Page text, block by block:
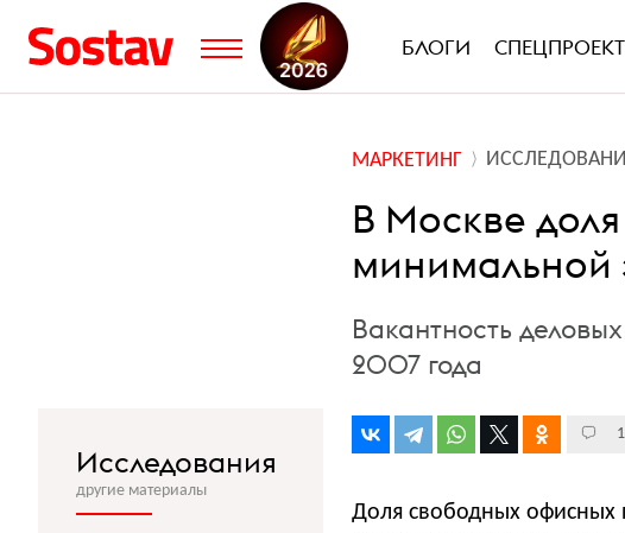
БЛОГИ
МАРКЕТИНГ
В Москве
минимальной
Вакантность
2007 года
1
Доля свободных офисных
Исследования
другие материалы